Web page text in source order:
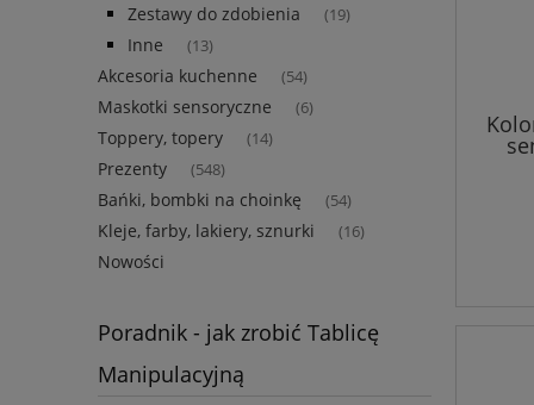
Zestawy do zdobienia (19)
Inne (13)
Akcesoria kuchenne (54)
Maskotki sensoryczne (6)
Toppery, topery (14)
Prezenty (548)
Bańki, bombki na choinkę (54)
Kleje, farby, lakiery, sznurki (16)
Nowości
Poradnik - jak zrobić Tablicę
Manipulacyjną